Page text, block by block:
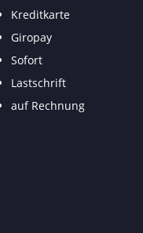
Kreditkarte
Giropay
Sofort
Lastschrift
auf Rechnung